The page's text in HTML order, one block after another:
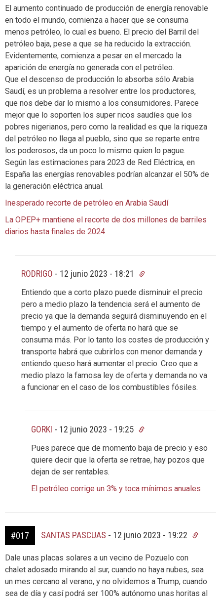
El aumento continuado de producción de energía renovable
en todo el mundo, comienza a hacer que se consuma
menos petróleo, lo cual es bueno. El precio del Barril del
petróleo baja, pese a que se ha reducido la extracción.
Evidentemente, comienza a pesar en el mercado la
aparición de energía no generada con el petróleo.
Que el descenso de producción lo absorba sólo Arabia
Saudí, es un problema a resolver entre los productores,
que nos debe dar lo mismo a los consumidores. Parece
mejor que lo soporten los super ricos saudíes que los
pobres nigerianos, pero como la realidad es que la riqueza
del petróleo no llega al pueblo, sino que se reparte entre
los poderosos, da un poco lo mismo quien lo pague.
Según las estimaciones para 2023 de Red Eléctrica, en
España las energías renovables podrían alcanzar el 50% de
la generación eléctrica anual.
Inesperado recorte de petróleo en Arabia Saudí
La OPEP+ mantiene el recorte de dos millones de barriles
diarios hasta finales de 2024
RODRIGO - 12 junio 2023 - 18:21
Entiendo que a corto plazo puede disminuir el precio
pero a medio plazo la tendencia será el aumento de
precio ya que la demanda seguirá disminuyendo en el
tiempo y el aumento de oferta no hará que se
consuma más. Por lo tanto los costes de producción y
transporte habrá que cubrirlos con menor demanda y
entiendo queso hará aumentar el precio. Creo que a
medio plazo la famosa ley de oferta y demanda no va
a funcionar en el caso de los combustibles fósiles.
GORKI - 12 junio 2023 - 19:25
Pues parece que de momento baja de precio y eso
quiere decir que la oferta se retrae, hay pozos que
dejan de ser rentables.
El petróleo corrige un 3% y toca mínimos anuales
#017 SANTAS PASCUAS - 12 junio 2023 - 19:22
Dale unas placas solares a un vecino de Pozuelo con
chalet adosado mirando al sur, cuando no haya nubes, sea
un mes cercano al verano, y no olvidemos a Trump, cuando
sea de día y casí podrá ser 100% autónomo unas horitas al